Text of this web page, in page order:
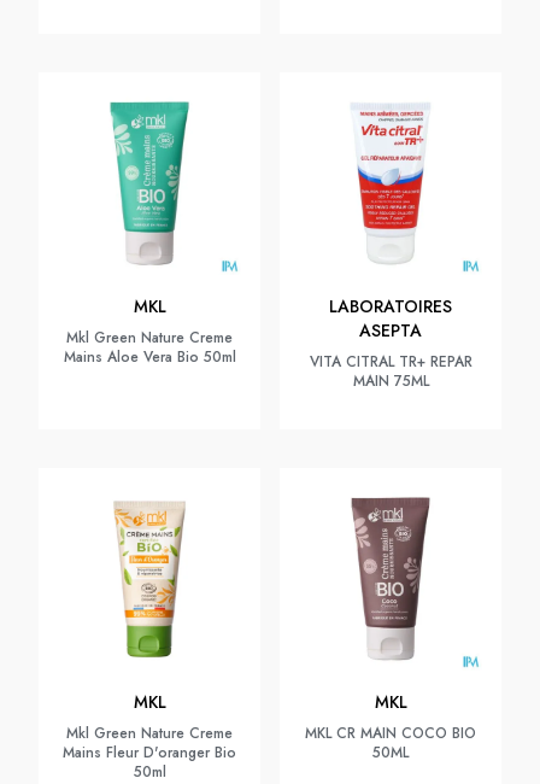
MKL
Mkl Green Nature Creme
Mains Aloe Vera Bio 50ml
LABORATOIRES
ASEPTA
VITA CITRAL TR+ REPAR
MAIN 75ML
MKL
Mkl Green Nature Creme
Mains Fleur D'oranger Bio
50ml
MKL
MKL CR MAIN COCO BIO
50ML